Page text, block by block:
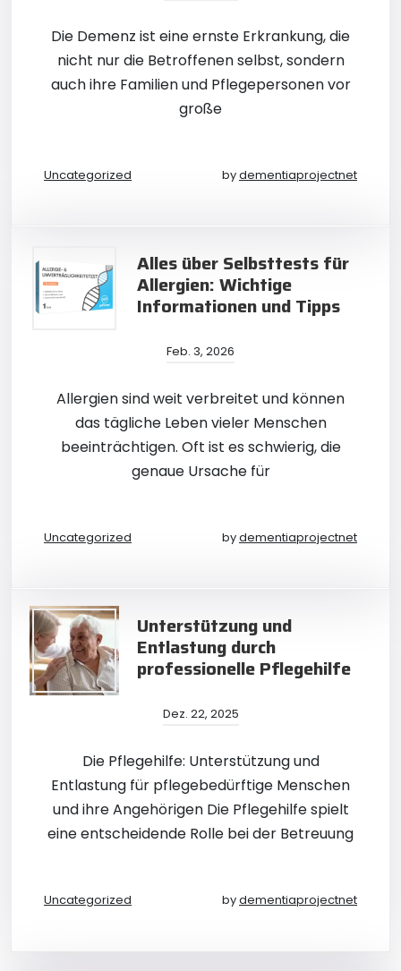
Die Demenz ist eine ernste Erkrankung, die
nicht nur die Betroffenen selbst, sondern
auch ihre Familien und Pflegepersonen vor
große
Uncategorized bydementiaprojectnet
Alles über Selbsttests für
Allergien: Wichtige
Informationen und Tipps
Feb. 3, 2026
Allergien sind weit verbreitet und können
das tägliche Leben vieler Menschen
beeinträchtigen. Oft ist es schwierig, die
genaue Ursache für
Uncategorized bydementiaprojectnet
Unterstützung und
Entlastung durch
professionelle Pflegehilfe
Dez. 22, 2025
Die Pflegehilfe: Unterstützung und
Entlastung für pflegebedürftige Menschen
und ihre Angehörigen Die Pflegehilfe spielt
eine entscheidende Rolle bei der Betreuung
Uncategorized bydementiaprojectnet